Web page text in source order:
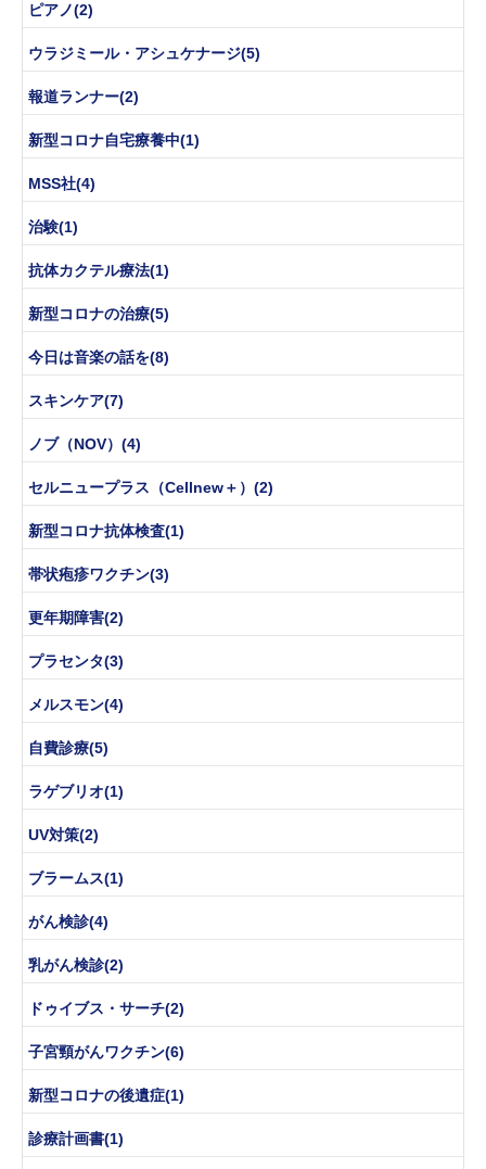
ピアノ(2)
ウラジミール・アシュケナージ(5)
報道ランナー(2)
新型コロナ自宅療養中(1)
MSS社(4)
治験(1)
抗体カクテル療法(1)
新型コロナの治療(5)
今日は音楽の話を(8)
スキンケア(7)
ノブ（NOV）(4)
セルニュープラス（Cellnew＋）(2)
新型コロナ抗体検査(1)
帯状疱疹ワクチン(3)
更年期障害(2)
プラセンタ(3)
メルスモン(4)
自費診療(5)
ラゲブリオ(1)
UV対策(2)
ブラームス(1)
がん検診(4)
乳がん検診(2)
ドゥイブス・サーチ(2)
子宮頸がんワクチン(6)
新型コロナの後遺症(1)
診療計画書(1)